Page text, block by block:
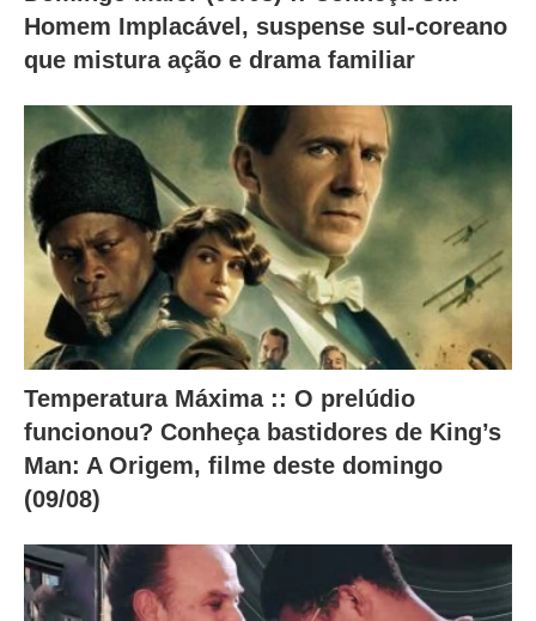
Homem Implacável, suspense sul-coreano
que mistura ação e drama familiar
Temperatura Máxima :: O prelúdio
funcionou? Conheça bastidores de King’s
Man: A Origem, filme deste domingo
(09/08)